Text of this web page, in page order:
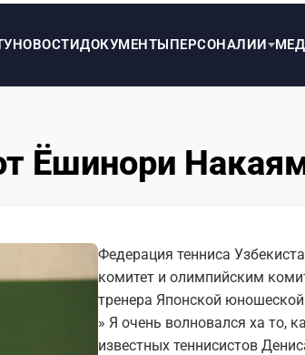
НОВОСТИДОКУМЕНТЫПЕРСОНАЛИИ
Ёшинори
Федерация тенниса
комитет и олимпийским
тренера Японской
» Я очень волновался ха то,
известных теннисистов